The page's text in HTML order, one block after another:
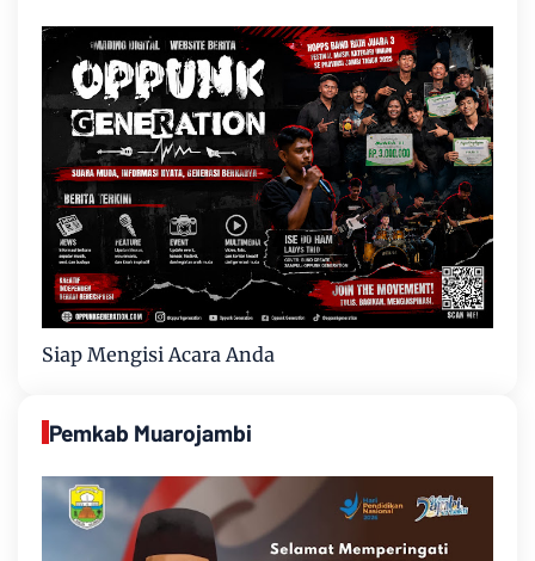
Siap Mengisi Acara Anda
Pemkab Muarojambi